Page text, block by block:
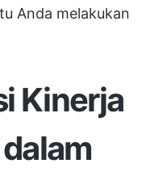
Anda melakukan
Kinerja